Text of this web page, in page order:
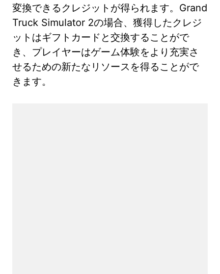
変換できるクレジットが得られます。Grand
Truck Simulator 2の場合、獲得したクレジ
ットはギフトカードと交換することがで
き、プレイヤーはゲーム体験をより充実さ
せるための新たなリソースを得ることがで
きます。